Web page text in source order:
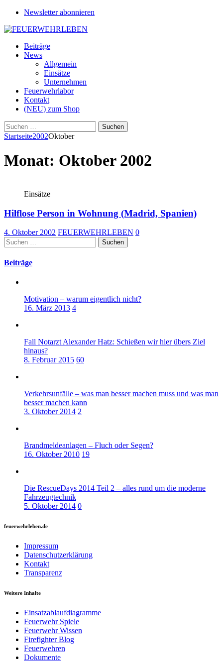
Newsletter abonnieren
Beiträge
News
Allgemein
Einsätze
Unternehmen
Feuerwehrlabor
Kontakt
(NEU) zum Shop
Suchen
nach:
Startseite2002Oktober
Monat: Oktober 2002
Einsätze
Hilflose Person in Wohnung (Madrid, Spanien)
4. Oktober 2002 FEUERWEHRLEBEN 0
Suchen
nach:
Beiträge
Motivation – warum eigentlich nicht?
16. März 2013 4
Fall Notarzt Alexander Hatz: Schießen wir hier übers Ziel
hinaus?
8. Februar 2015 60
Verkehrsunfälle – was man besser machen muss und was man
besser machen kann
3. Oktober 2014 2
Brandmeldeanlagen – Fluch oder Segen?
16. Oktober 2010 19
Die RescueDays 2014 Teil 2 – alles rund um die moderne
Fahrzeugtechnik
5. Oktober 2014 0
feuerwehrleben.de
Impressum
Datenschutzerklärung
Kontakt
Transparenz
Weitere Inhalte
Einsatzablaufdiagramme
Feuerwehr Spiele
Feuerwehr Wissen
Firefighter Blog
Feuerwehren
Dokumente